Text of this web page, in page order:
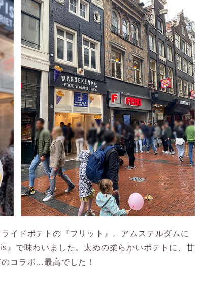
イドポテトの『フリット』。 アムステルダムに
』で味わいました。 太めの柔らかいポテトに、甘
コラボ…最高でした！